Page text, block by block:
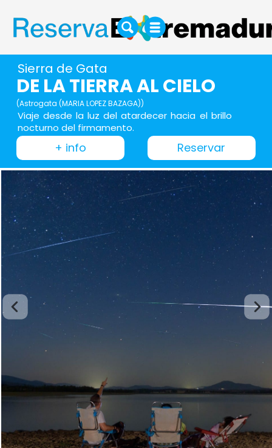
Sierra de Gata
DE LA TIERRA AL CIELO
(Astrogata (MARIA LOPEZ BAZAGA))
Viaje desde la luz del atardecer hacia el brillo
nocturno del firmamento.
+ info Reservar